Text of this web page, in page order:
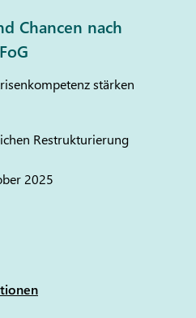
Chancen nach
stärken
Restrukturierung
2025